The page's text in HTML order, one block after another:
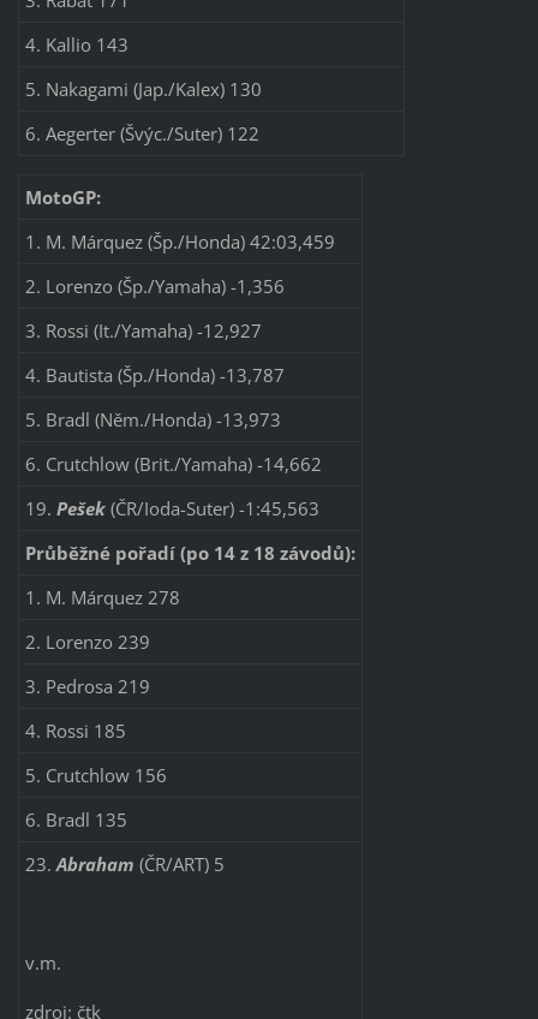
4. Kallio 143
5. Nakagami (Jap./Kalex) 130
6. Aegerter (Švýc./Suter) 122
MotoGP:
1. M. Márquez (Šp./Honda) 42:03,459
2. Lorenzo (Šp./Yamaha) -1,356
3. Rossi (It./Yamaha) -12,927
4. Bautista (Šp./Honda) -13,787
5. Bradl (Něm./Honda) -13,973
6. Crutchlow (Brit./Yamaha) -14,662
19. Pešek(ČR/Ioda-Suter) -1:45,563
Průběžné pořadí (po 14 z 18 závodů):
1. M. Márquez 278
2. Lorenzo 239
3. Pedrosa 219
4. Rossi 185
5. Crutchlow 156
6. Bradl 135
23.Abraham (ČR/ART) 5
v.m.
zdroj: čtk